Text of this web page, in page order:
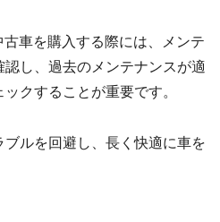
車を購入する際には、メンテ
し、過去のメンテナンスが適
クすることが重要です。
ルを回避し、長く快適に車を